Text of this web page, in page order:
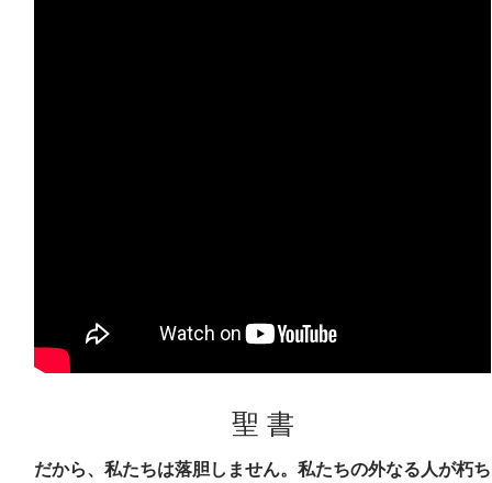
聖 書
だから、私たちは落胆しません。私たちの外なる人が朽ち